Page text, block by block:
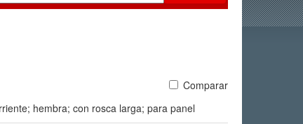
Comparar
hembra; con rosca larga; para panel